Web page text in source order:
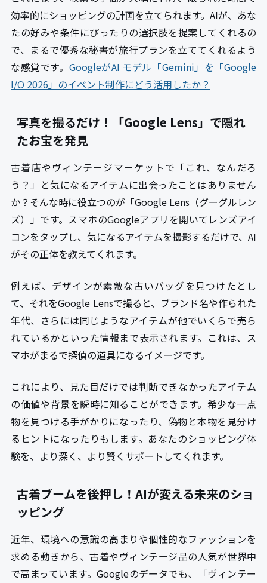
効率的にショッピングの計画を立てられます。AIが、あな
たの好みや条件にぴったりの選択肢を提案してくれるの
で、まるで優秀な秘書が旅行プランを立ててくれるよう
な感覚です。 GoogleがAI モデル「Gemini」を「Google
I/O 2026」のイベント制作にどう活用したか？
写真を撮るだけ！「Google Lens」で隠れ
たお宝を発見
古着店やヴィンテージマーケットで「これ、なんだろ
う？」と気になるアイテムに出会ったことはありません
か？そんな時に役立つのが「Google Lens（グーグルレン
ズ）」です。スマホのGoogleアプリを開いてレンズアイ
コンをタップし、気になるアイテムを撮影するだけで、AI
がその正体を教えてくれます。
例えば、デザインが素敵な古いバッグを見つけたとし
て、それをGoogle Lensで撮ると、ブランド名や作られた
年代、さらには同じようなアイテムが他でいくらで売ら
れているかといった情報まで表示されます。これは、ス
マホがまるで探偵の道具になるイメージです。
これにより、見た目だけでは判断できなかったアイテム
の価値や背景を瞬時に知ることができます。希少な一点
物を見つける手がかりになったり、偽物と本物を見分け
るヒントになったりもします。あなたのショッピング体
験を、より深く、より賢くサポートしてくれます。
古着ブームを後押し！AIが変える未来のショ
ッピング
近年、環境への意識の高まりや個性的なファッションを
求める動きから、古着やヴィンテージ品の人気が世界中
で高まっています。Googleのデータでも、「ヴィンテー